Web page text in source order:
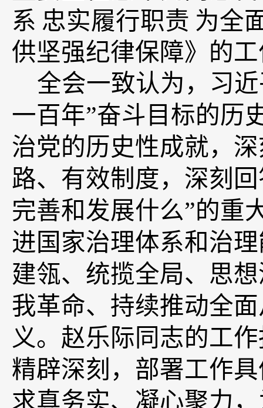
系 忠实履行职责 为全
供坚强纪律保障》的
全会一致认为，习
一百年”奋斗目标的历
治党的历史性成就，
路、有效制度，深刻
完善和发展什么”的重
进国家治理体系和治
建瓴、统揽全局、思
我革命、持续推动全
义。赵乐际同志的工
精辟深刻，部署工作
求真务实、凝心聚力